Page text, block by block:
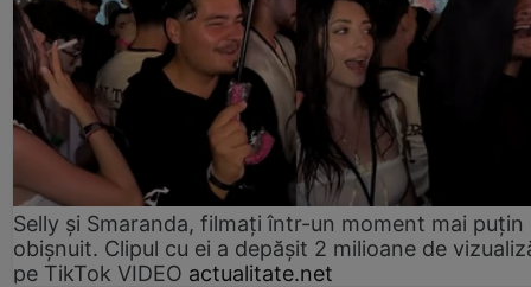
Selly și Smaranda, filmați într-un moment mai puțin
obișnuit. Clipul cu ei a depășit 2 milioane de
pe TikTok VIDEO actualitate.net